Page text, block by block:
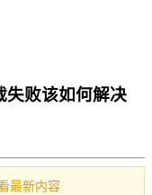
失败该如何解决
最新内容